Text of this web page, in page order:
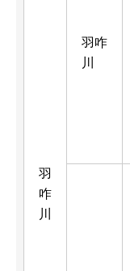
羽
咋
川
羽咋
川